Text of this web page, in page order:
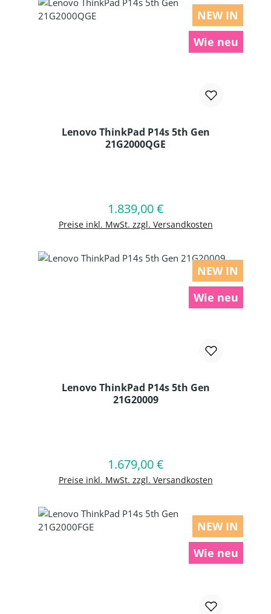
NEW IN
Wie neu
Lenovo ThinkPad P14s 5th Gen
21G2000QGE
Regulärer Preis:
1.839,00 €
Preise inkl. MwSt. zzgl. Versandkosten
In den Warenkorb
NEW IN
Wie neu
Lenovo ThinkPad P14s 5th Gen
21G20009
Regulärer Preis:
1.679,00 €
Preise inkl. MwSt. zzgl. Versandkosten
In den Warenkorb
NEW IN
Wie neu